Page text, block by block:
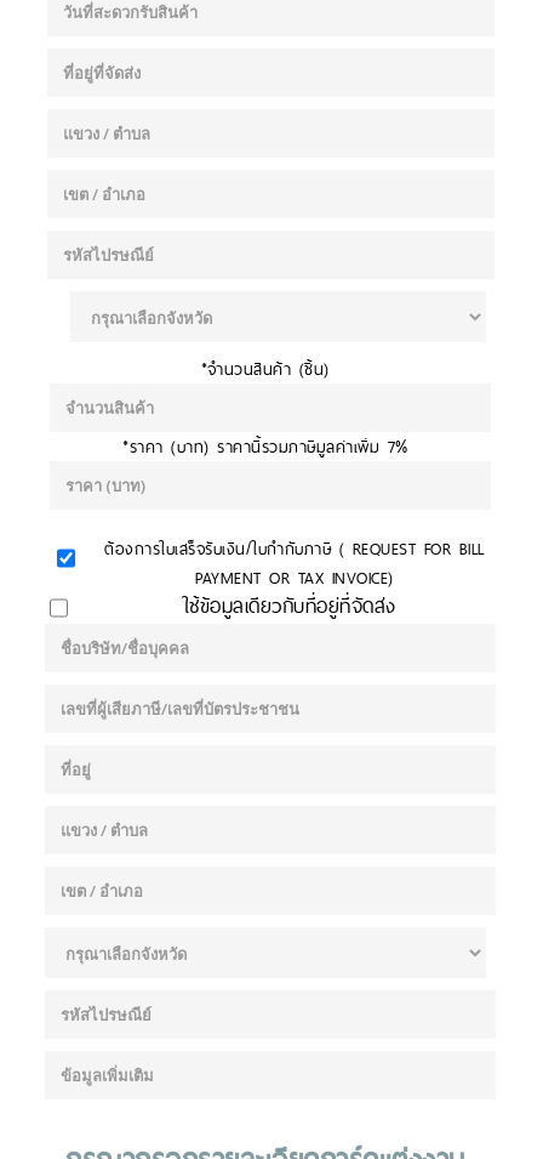
*จำนวนสินค้า (ชิ้น)
*ราคา (บาท) ราคานี้รวมภาษีมูลค่าเพิ่ม 7%
ต้องการใบเสร็จรับเงิน/ใบกำกับภาษี ( REQUEST FOR BILL
PAYMENT OR TAX INVOICE)
ใช้ข้อมูลเดียวกับที่อยู่ที่จัดส่ง